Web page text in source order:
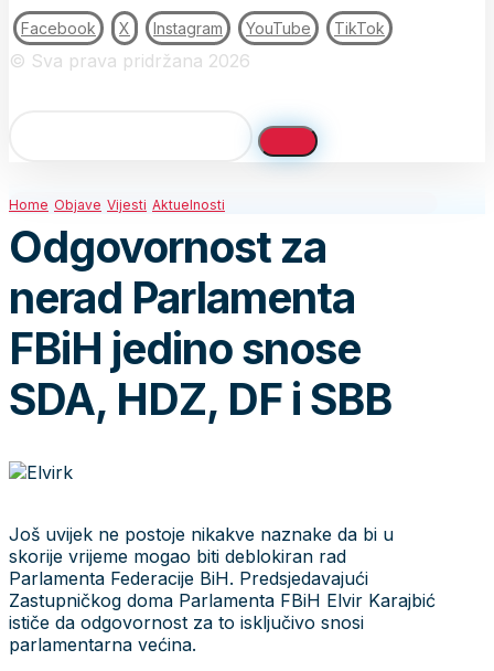
Facebook X Instagram YouTube TikTok
© Sva prava pridržana 2026
Home Objave Vijesti Aktuelnosti
Odgovornost za
nerad Parlamenta
FBiH jedino snose
SDA, HDZ, DF i SBB
Još uvijek ne postoje nikakve naznake da bi u
skorije vrijeme mogao biti deblokiran rad
Parlamenta Federacije BiH. Predsjedavajući
Zastupničkog doma Parlamenta FBiH Elvir Karajbić
ističe da odgovornost za to isključivo snosi
parlamentarna većina.